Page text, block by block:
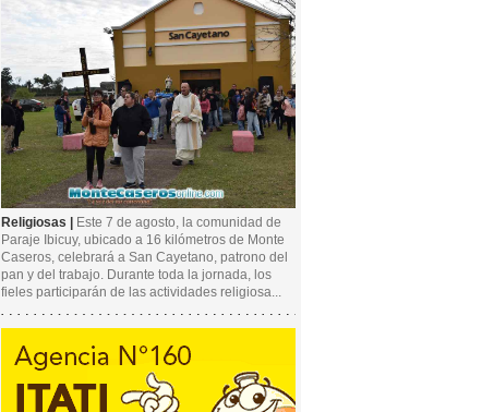
Religiosas |
Este 7 de agosto, la comunidad de
Paraje Ibicuy, ubicado a 16 kilómetros de Monte
Caseros, celebrará a San Cayetano, patrono del
pan y del trabajo. Durante toda la jornada, los
fieles participarán de las actividades religiosa...